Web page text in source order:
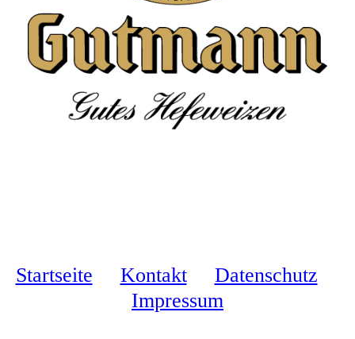
Startseite Kontakt
Datenschutz
Impressum